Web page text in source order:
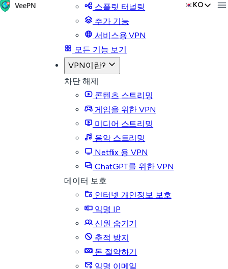
스플릿 터널링
추가 기능
서비스용 VPN
모든 기능 보기
VPN이란?
차단 해제
콘텐츠 스트리밍
게임을 위한 VPN
미디어 스트리밍
음악 스트리밍
Netflix 용 VPN
ChatGPT를 위한 VPN
데이터 보호
인터넷 개인정보 보호
익명 IP
신원 숨기기
추적 방지
돈 절약하기
익명 이메일
KO